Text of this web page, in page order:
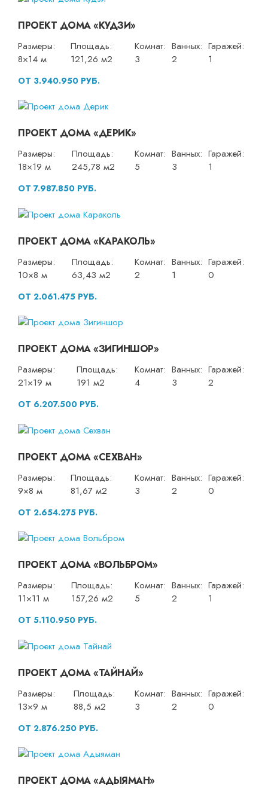
ПРОЕКТ ДОМА «КУДЗИ»
Размеры:
8×14 м
Площадь:
121,26 м2
Комнат:
3
Ванных:
2
Гаражей:
1
ОТ 3.940.950 РУБ.
ПРОЕКТ ДОМА «ДЕРИК»
Размеры:
18×19 м
Площадь:
245,78 м2
Комнат:
5
Ванных:
3
Гаражей:
1
ОТ 7.987.850 РУБ.
ПРОЕКТ ДОМА «КАРАКОЛЬ»
Размеры:
10×8 м
Площадь:
63,43 м2
Комнат:
2
Ванных:
1
Гаражей:
0
ОТ 2.061.475 РУБ.
ПРОЕКТ ДОМА «ЗИГИНШОР»
Размеры:
21×19 м
Площадь:
191 м2
Комнат:
4
Ванных:
3
Гаражей:
2
ОТ 6.207.500 РУБ.
ПРОЕКТ ДОМА «СЕХВАН»
Размеры:
9×8 м
Площадь:
81,67 м2
Комнат:
3
Ванных:
2
Гаражей:
0
ОТ 2.654.275 РУБ.
ПРОЕКТ ДОМА «ВОЛЬБРОМ»
Размеры:
11×11 м
Площадь:
157,26 м2
Комнат:
5
Ванных:
2
Гаражей:
1
ОТ 5.110.950 РУБ.
ПРОЕКТ ДОМА «ТАЙНАЙ»
Размеры:
13×9 м
Площадь:
88,5 м2
Комнат:
3
Ванных:
2
Гаражей:
0
ОТ 2.876.250 РУБ.
ПРОЕКТ ДОМА «АДЫЯМАН»